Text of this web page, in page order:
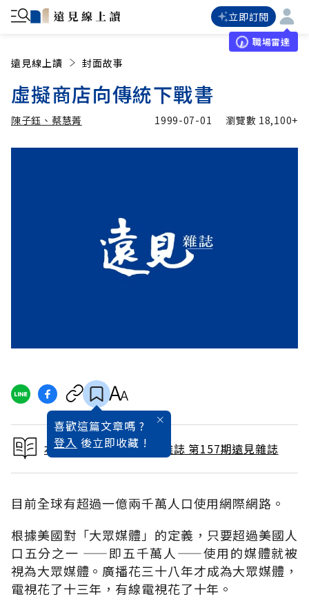
立即訂閱
職場雷達
遠見線上讀 封面故事
虛擬商店向傳統下戰書
陳子鈺、蔡慧菁 1999-07-01 瀏覽數 18,100+
喜歡這篇文章嗎 ?
登入 後立即收藏 !
本文出自 1999 / 7月號雜誌 第157期遠見雜誌
目前全球有超過一億兩千萬人口使用網際網路。
根據美國對「大眾媒體」的定義，只要超過美國人
口五分之一 ——即五千萬人——使用的媒體就被
視為大眾媒體。廣播花三十八年才成為大眾媒體，
電視花了十三年，有線電視花了十年。